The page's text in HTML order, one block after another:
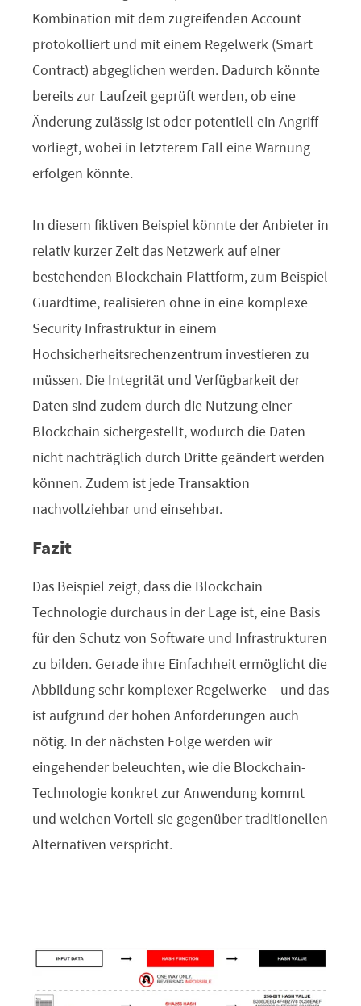
Kombination mit dem zugreifenden Account
protokolliert und mit einem Regelwerk (Smart
Contract) abgeglichen werden. Dadurch könnte
bereits zur Laufzeit geprüft werden, ob eine
Änderung zulässig ist oder potentiell ein Angriff
vorliegt, wobei in letzterem Fall eine Warnung
erfolgen könnte.
In diesem fiktiven Beispiel könnte der Anbieter in
relativ kurzer Zeit das Netzwerk auf einer
bestehenden Blockchain Plattform, zum Beispiel
Guardtime, realisieren ohne in eine komplexe
Security Infrastruktur in einem
Hochsicherheitsrechenzentrum investieren zu
müssen. Die Integrität und Verfügbarkeit der
Daten sind zudem durch die Nutzung einer
Blockchain sichergestellt, wodurch die Daten
nicht nachträglich durch Dritte geändert werden
können. Zudem ist jede Transaktion
nachvollziehbar und einsehbar.
Fazit
Das Beispiel zeigt, dass die Blockchain
Technologie durchaus in der Lage ist, eine Basis
für den Schutz von Software und Infrastrukturen
zu bilden. Gerade ihre Einfachheit ermöglicht die
Abbildung sehr komplexer Regelwerke – und das
ist aufgrund der hohen Anforderungen auch
nötig. In der nächsten Folge werden wir
eingehender beleuchten, wie die Blockchain-
Technologie konkret zur Anwendung kommt
und welchen Vorteil sie gegenüber traditionellen
Alternativen verspricht.